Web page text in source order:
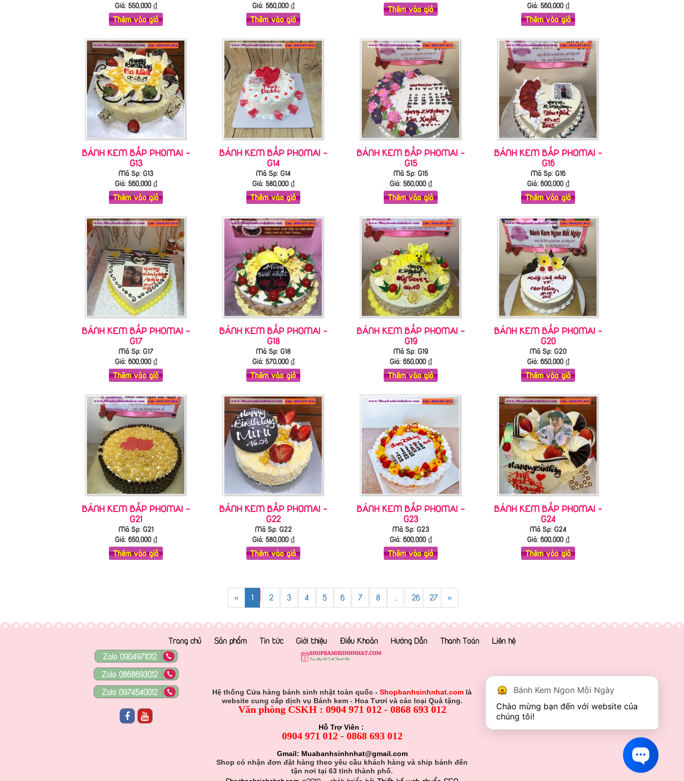
Giá: 550,000₫
Thêm vào giỏ
Giá: 560,000₫
Thêm vào giỏ
Thêm vào giỏ
Giá: 560,000₫
Thêm vào giỏ
BÁNH KEM BẮP PHOMAI -
G13
Mã Sp: G13
Giá: 560,000₫
Thêm vào giỏ
BÁNH KEM BẮP PHOMAI -
G14
Mã Sp: G14
Giá: 580,000₫
Thêm vào giỏ
BÁNH KEM BẮP PHOMAI -
G15
Mã Sp: G15
Giá: 560,000₫
Thêm vào giỏ
BÁNH KEM BẮP PHOMAI -
G16
Mã Sp: G16
Giá: 600,000₫
Thêm vào giỏ
BÁNH KEM BẮP PHOMAI -
G17
Mã Sp: G17
Giá: 600,000₫
Thêm vào giỏ
BÁNH KEM BẮP PHOMAI -
G18
Mã Sp: G18
Giá: 570,000₫
Thêm vào giỏ
BÁNH KEM BẮP PHOMAI -
G19
Mã Sp: G19
Giá: 650,000₫
Thêm vào giỏ
BÁNH KEM BẮP PHOMAI -
G20
Mã Sp: G20
Giá: 650,000₫
Thêm vào giỏ
BÁNH KEM BẮP PHOMAI -
G21
Mã Sp: G21
Giá: 650,000₫
Thêm vào giỏ
BÁNH KEM BẮP PHOMAI -
G22
Mã Sp: G22
Giá: 580,000₫
Thêm vào giỏ
BÁNH KEM BẮP PHOMAI -
G23
Mã Sp: G23
Giá: 600,000₫
Thêm vào giỏ
BÁNH KEM BẮP PHOMAI -
G24
Mã Sp: G24
Giá: 600,000₫
Thêm vào giỏ
« 1 2 3 4 5 6 7 8 ... 26 27 »
Trang chủ Sản phẩm Tin tức Giới thiệu Điều Khoản Hướng Dẫn Thanh Toán
Liên hệ
Zalo 0904971012
Zalo 0868693012
Zalo 0974540012
Hệ thống Cửa hàng bánh sinh nhật toàn quốc - Shopbanhsinhnhat.com là
website cung cấp dịch vụ Bánh kem - Hoa Tươi và các loại Quà tặng.
Văn phòng CSKH : 0904 971 012 - 0868 693 012
Hỗ Trợ Viên :
0904 971 012 - 0868 693 012
Gmail: Muabanhsinhnhat@gmail.com
Shop có nhận đơn đặt hàng theo yêu cầu khách hàng và ship bánh đến
tận nơi tại 63 tỉnh thành phố.
Bánh Kem Ngon Mỗi Ngày
Chào mừng bạn đến với website của
chúng tôi!